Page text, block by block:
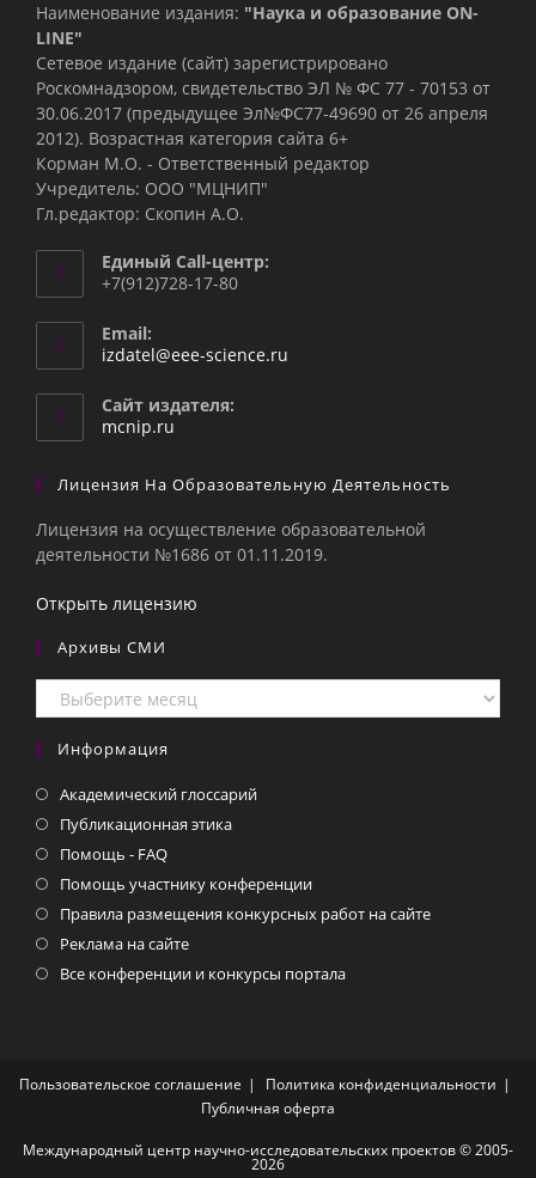
Наименование издания: "Наука и образование ON-
LINE"
Сетевое издание (сайт) зарегистрировано
Роскомнадзором, свидетельство ЭЛ № ФС 77 - 70153 от
30.06.2017 (предыдущее Эл№ФC77-49690 от 26 апреля
2012). Возрастная категория сайта 6+
Корман М.О. - Ответственный редактор
Учредитель: ООО "МЦНИП"
Гл.редактор: Скопин А.О.
Единый Call-центр:
+7(912)728-17-80
Email:
izdatel@eee-science.ru
Сайт издателя:
mcnip.ru
Лицензия На Образовательную Деятельность
Лицензия на осуществление образовательной
деятельности №1686 от 01.11.2019.
Открыть лицензию
Архивы СМИ
Архивы
СМИ
Информация
Академический глоссарий
Публикационная этика
Помощь - FAQ
Помощь участнику конференции
Правила размещения конкурсных работ на сайте
Реклама на сайте
Все конференции и конкурсы портала
Пользовательское соглашение
Политика конфиденциальности
Публичная оферта
Международный центр научно-исследовательских проектов © 2005-
2026